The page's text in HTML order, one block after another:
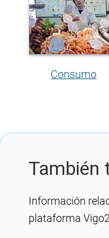
Consumo
También
Información
plataforma